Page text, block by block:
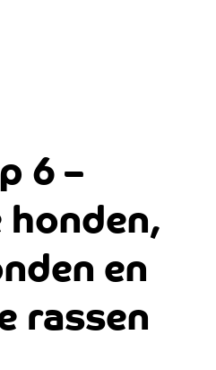
6 –
en
rassen